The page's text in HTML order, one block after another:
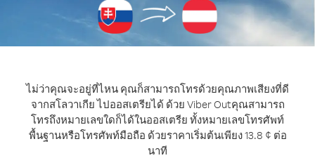
ไม่ว่าคุณจะอยู่ที่ไหน คุณก็สามารถโทรด้วยคุณภาพเสียงที่ดี
จากสโลวาเกีย ไปออสเตรียได้ ด้วย Viber Outคุณสามารถ
โทรถึงหมายเลขใดก็ได้ในออสเตรีย ทั้งหมายเลขโทรศัพท์
พื้นฐานหรือโทรศัพท์มือถือ ด้วยราคาเริ่มต้นเพียง 13.8 ¢ ต่อ
นาที